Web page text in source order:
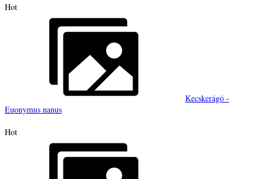
Hot
Kecskerágó -
Euonymus nanus
Hot